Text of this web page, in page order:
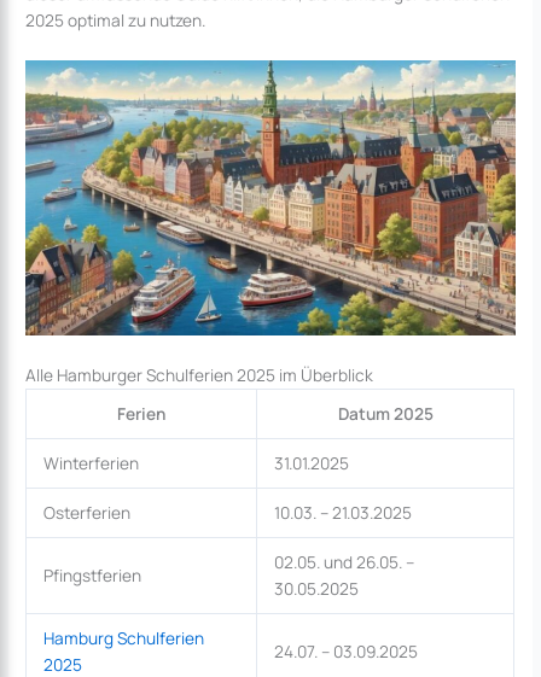
2025 optimal zu nutzen.
Alle Hamburger Schulferien 2025 im Überblick
Ferien
Datum 2025
Winterferien 31.01.2025
Osterferien 10.03. – 21.03.2025
Pfingstferien
02.05. und 26.05. –
30.05.2025
Hamburg Schulferien
2025
24.07. – 03.09.2025